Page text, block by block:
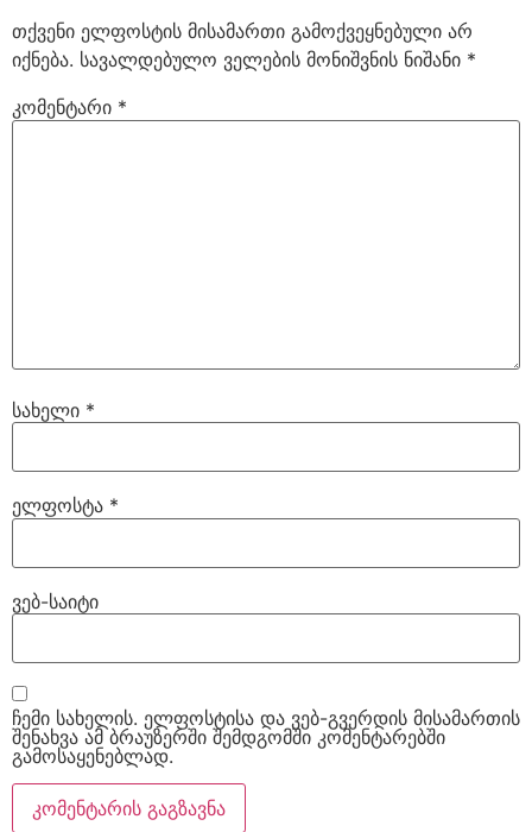
თქვენი ელფოსტის მისამართი გამოქვეყნებული არ
იქნება. სავალდებულო ველების მონიშვნის ნიშანი *
კომენტარი *
სახელი *
ელფოსტა *
ვებ-საიტი
ჩემი სახელის. ელფოსტისა და ვებ-გვერდის მისამართის
შენახვა ამ ბრაუზერში შემდგომში კომენტარებში
გამოსაყენებლად.